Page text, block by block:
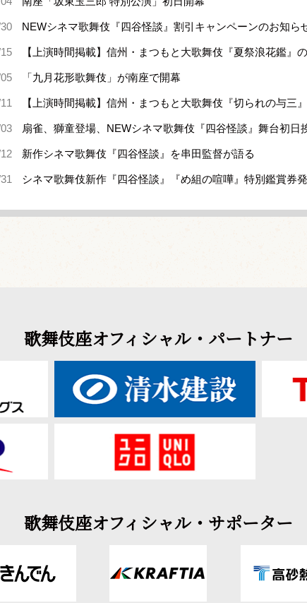
NEWシネマ歌舞伎『四谷怪談』割引キャンペーンのお知ら
【上演時間掲載】信州・まつもと大歌舞伎『夏祭浪花鑑』
「九月花形歌舞伎」が南座で開幕
【上演時間掲載】信州・まつもと大歌舞伎『切られの与三
扇雀、獅童登場、NEWシネマ歌舞伎『四谷怪談』舞台初日
新作シネマ歌舞伎『四谷怪談』を串田監督が語る
シネマ歌舞伎新作『四谷怪談』『め組の喧嘩』特別鑑賞券
歌舞伎座オフィシャル・パートナー
歌舞伎座オフィシャル・サポーター